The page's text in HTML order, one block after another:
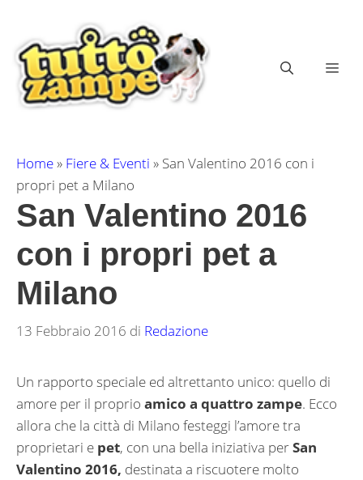
contenuto
Home» Fiere & Eventi » San Valentino 2016 con i
propri pet a Milano
San Valentino 2016
con i propri pet a
Milano
13 Febbraio 2016 di Redazione
Un rapporto speciale ed altrettanto unico: quello di
amore per il proprio amico a quattro zampe. Ecco
allora che la città di Milano festeggi l’amore tra
proprietari e pet, con una bella iniziativa perSan
Valentino 2016, destinata a riscuotere molto